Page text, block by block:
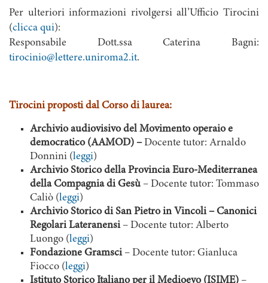
Per ulteriori informazioni rivolgersi all’Ufficio Tirocini
(clicca qui):
Responsabile Dott.ssa Caterina Bagni:
tirocinio@lettere.uniroma2.it.
Tirocini proposti dal Corso di laurea:
Archivio audiovisivo del Movimento operaio e
democratico (AAMOD) –Docente tutor: Arnaldo
Donnini (leggi)
Archivio Storico della Provincia Euro-Mediterranea
della Compagnia di Gesù – Docente tutor: Tommaso
Caliò (leggi)
Archivio Storico di San Pietro in Vincoli – Canonici
Regolari Lateranensi– Docente tutor: Alberto
Luongo (leggi)
Fondazione Gramsci– Docente tutor: Gianluca
Fiocco (leggi)
Istituto Storico Italiano per il Medioevo (ISIME) –